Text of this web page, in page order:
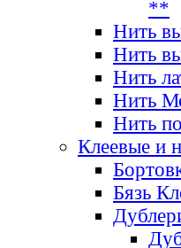
**
Нить
Нить
Нить
Нить
Нить
Клеевые и
Бязь